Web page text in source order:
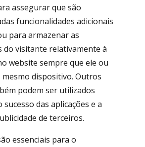
assegurar que são
funcionalidades adicionais
para armazenar as
do visitante relativamente à
website sempre que ele ou
dispositivo. Outros
podem ser utilizados
sucesso das aplicações e a
de terceiros.
essenciais para o